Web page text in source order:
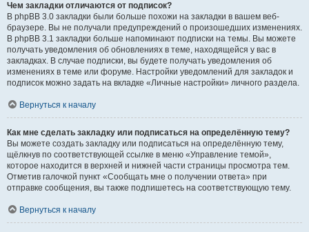
Чем закладки отличаются от подписок?
В phpBB 3.0 закладки были больше похожи на закладки в вашем веб-
браузере. Вы не получали предупреждений о произошедших изменениях.
В phpBB 3.1 закладки больше напоминают подписки на темы. Вы можете
получать уведомления об обновлениях в теме, находящейся у вас в
закладках. В случае подписки, вы будете получать уведомления об
изменениях в теме или форуме. Настройки уведомлений для закладок и
подписок можно задать на вкладке «Личные настройки» личного раздела.
Вернуться к началу
Как мне сделать закладку или подписаться на определённую тему?
Вы можете создать закладку или подписаться на определённую тему,
щёлкнув по соответствующей ссылке в меню «Управление темой»,
которое находится в верхней и нижней части страницы просмотра тем.
Отметив галочкой пункт «Сообщать мне о получении ответа» при
отправке сообщения, вы также подпишетесь на соответствующую тему.
Вернуться к началу